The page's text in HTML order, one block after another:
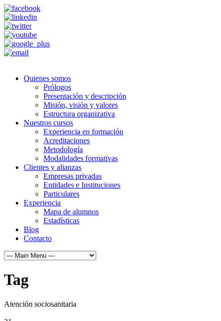
Quienes somos
Prólogos
Presentación y descripción
Misión, visión y valores
Estructura organizativa
Nuestros cursos
Experiencia en formación
Acreditaciones
Metodología
Modalidades formativas
Clientes y alianzas
Empresas privadas
Entidades e Instituciones
Particulares
Experiencia
Mapa de alumnos
Estadísticas
Blog
Contacto
Tag
Atención sociosanitaria